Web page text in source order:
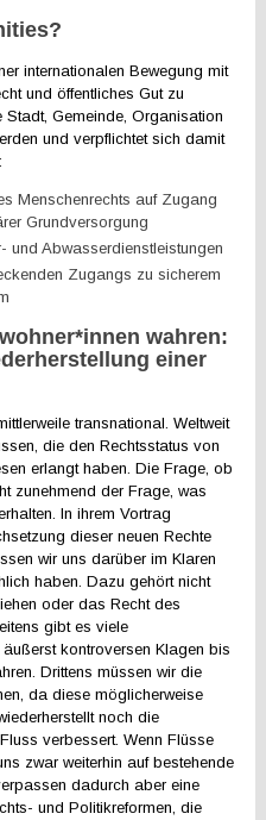
internationalen Bewegung mit
und öffentliches Gut zu
Gemeinde, Organisation
und verpflichtet sich damit
Menschenrechts auf Zugang
Grundversorgung
und Abwasserdienstleistungen
Zugangs zu sicherem
wahren:
einer
transnational. Weltweit
die den Rechtsstatus von
erlangt haben. Die Frage, ob
zunehmend der Frage, was
In ihrem Vortrag
dieser neuen Rechte
wir uns darüber im Klaren
haben. Dazu gehört nicht
oder das Recht des
gibt es viele
kontroversen Klagen bis
Drittens müssen wir die
da diese möglicherweise
noch die
verbessert. Wenn Flüsse
zwar weiterhin auf bestehende
dadurch aber eine
und Politikreformen, die